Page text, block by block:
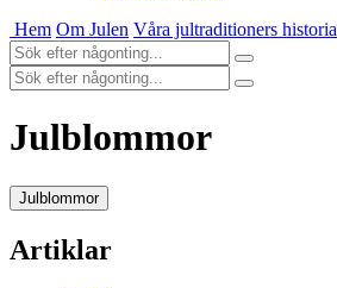
Hem Om Julen Våra jultraditioners historia
Julblommor
Julblommor
Artiklar